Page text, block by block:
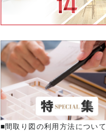
■間取り図の利用方法について